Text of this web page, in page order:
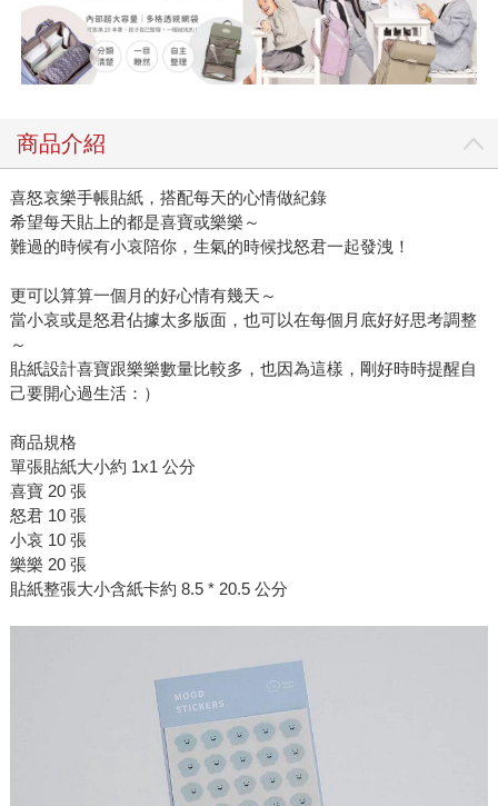
商品介紹
喜怒哀樂手帳貼紙，搭配每天的心情做紀錄
希望每天貼上的都是喜寶或樂樂～
難過的時候有小哀陪你，生氣的時候找怒君一起發洩！
更可以算算一個月的好心情有幾天～
當小哀或是怒君佔據太多版面，也可以在每個月底好好思考調整
～
貼紙設計喜寶跟樂樂數量比較多，也因為這樣，剛好時時提醒自
己要開心過生活：）
商品規格
單張貼紙大小約 1x1 公分
喜寶 20 張
怒君 10 張
小哀 10 張
樂樂 20 張
貼紙整張大小含紙卡約 8.5 * 20.5 公分